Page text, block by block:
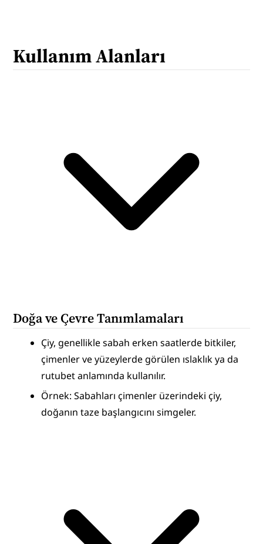
Kullanım Alanları
Doğa ve Çevre Tanımlamaları
Çiy, genellikle sabah erken saatlerde bitkiler,
çimenler ve yüzeylerde görülen ıslaklık ya da
rutubet anlamında kullanılır.
Örnek: Sabahları çimenler üzerindeki çiy,
doğanın taze başlangıcını simgeler.